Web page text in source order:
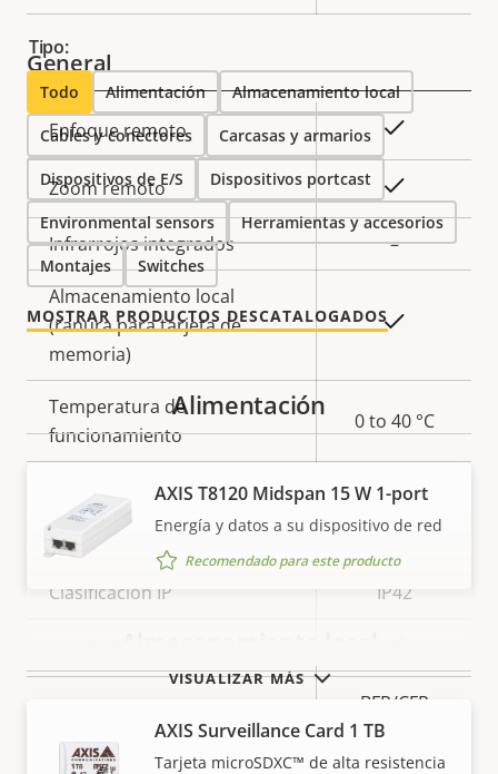
General
Descripción
de
propiedad
Valor de
la
propiedad
Enfoque remoto
Zoom remoto
Infrarrojos integrados –
Almacenamiento local
(ranura para tarjeta de
memoria)
Temperatura de
funcionamiento
0 to 40 °C
Preparada para exterior –
Clasificación de vandalismo
Clasificación IP IP42
Sostenibilidad
BFR/CFR
free, PVC
free
Tipo:
Todo Alimentación Almacenamiento local
Cables y conectores Carcasas y armarios
Dispositivos de E/S Dispositivos portcast
Environmental sensors Herramientas y accesorios
Montajes Switches
MOSTRAR PRODUCTOS DESCATALOGADOS
VISUALIZAR MÁS
Alimentación
AXIS T8120 Midspan 15 W 1-port
Energía y datos a su dispositivo de red
Recomendado para este producto
AXIS Surveillance Card 1 TB
Tarjeta microSDXC™ de alta resistencia